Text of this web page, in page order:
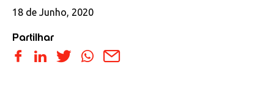
18 de Junho, 2020
Partilhar